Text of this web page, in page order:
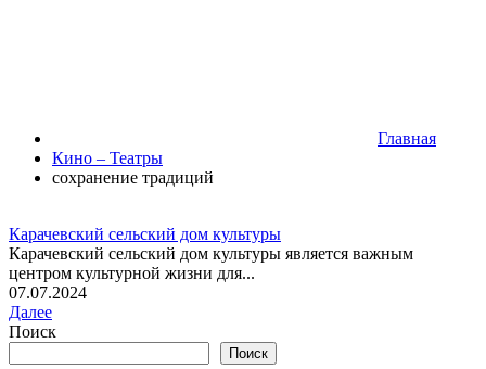
Главная
Кино – Театры
сохранение традиций
Карачевский сельский дом культуры
Карачевский сельский дом культуры является важным
центром культурной жизни для...
07.07.2024
Далее
Поиск
Поиск